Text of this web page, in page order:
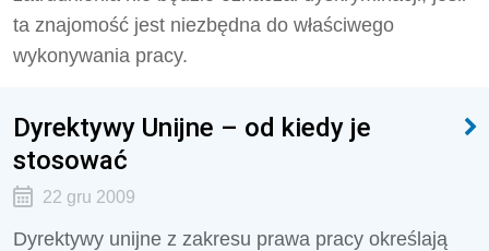
ta znajomość jest niezbędna do właściwego
wykonywania pracy.
Dyrektywy Unijne – od kiedy je
stosować
22 gru 2009
Dyrektywy unijne z zakresu prawa pracy określają